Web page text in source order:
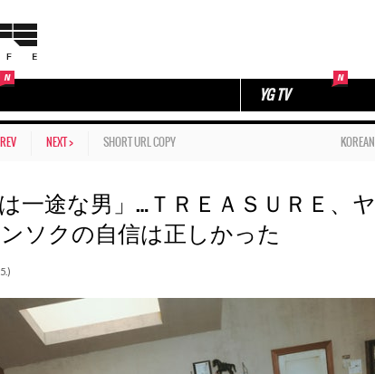
YG TV
NEXT > SHORT URL COPY KOREAN
は一途な男」…ＴＲＥＡＳＵＲＥ、ヤ
ソクの自信は正しかった